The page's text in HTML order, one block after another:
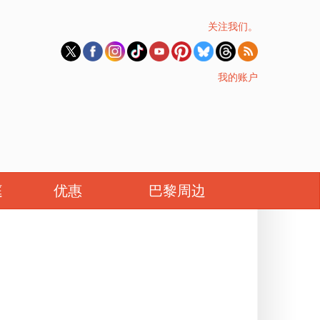
关注我们。
我的账户
优惠 巴黎周边